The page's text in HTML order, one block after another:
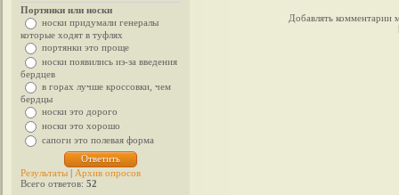
Портянки или носки
носки придумали генералы
которые ходят в туфлях
портянки это проще
носки появились из-за введения
бердцев
в горах лучше кроссовки, чем
бердцы
носки это дорого
носки это хорошо
сапоги это полевая форма
Результаты | Архив опросов
Всего ответов: 52
Добавлять комментарии